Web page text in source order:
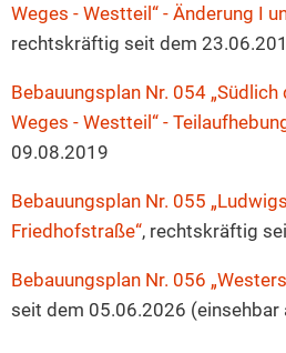
Weges - Westteil“ - Änderung I
rechtskräftig seit dem
Bebauungsplan Nr. 054
Weges - Westteil“ -
09.08.2019
Bebauungsplan Nr. 055
Friedhofstraße“, rechtskräftig
Bebauungsplan Nr. 056
seit dem 05.06.2026 (einsehbar